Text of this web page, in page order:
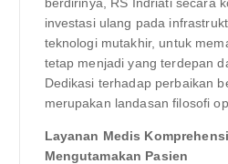
investasi ulang pada
teknologi mutakhir, untuk
tetap menjadi yang terdepan
Dedikasi terhadap perbaikan
merupakan landasan filosofi
Layanan Medis
Mengutamakan Pasien